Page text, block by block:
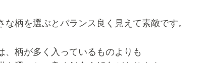
柄を選ぶとバランス良く見えて素敵です。
、柄が多く入っているものよりも